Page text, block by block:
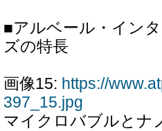
■アルベール・イン
ズの特長
画像15: https://
397_15.jpg
マイクロバブルとナ